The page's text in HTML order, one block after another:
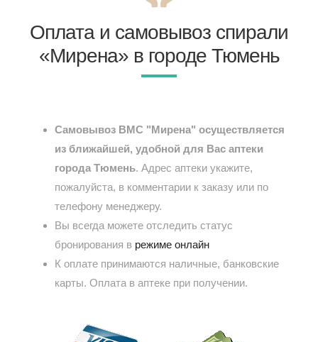
Оплата и самовывоз спирали
«Мирена» в городе Тюмень
Самовывоз ВМС "Мирена" осуществляется
из ближайшей, удобной для Вас аптеки
города Тюмень. Адрес аптеки укажите,
пожалуйста, в комментарии к заказу или по
телефону менеджеру.
Вы всегда можете отследить статус
бронирования в режиме онлайн
К оплате принимаются наличные, банковские
карты. Оплата в аптеке при получении.